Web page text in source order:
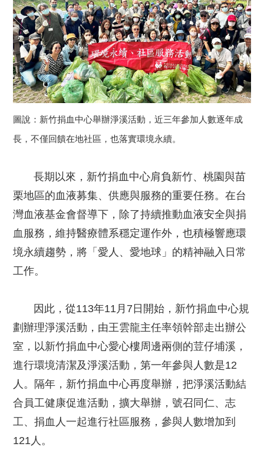
圖說：新竹捐血中心舉辦淨溪活動，近三年參加人數逐年成
長，不僅回饋在地社區，也落實環境永續。
長期以來，新竹捐血中心肩負新竹、桃園與苗
栗地區的血液募集、供應與服務的重要任務。在台
灣血液基金會督導下，除了持續推動血液安全與捐
血服務，維持醫療體系穩定運作外，也積極響應環
境永續趨勢，將「愛人、愛地球」的精神融入日常
工作。
因此，從113年11月7日開始，新竹捐血中心規
劃辦理淨溪活動，由王雲龍主任率領幹部走出辦公
室，以新竹捐血中心愛心樓周邊兩側的荳仔埔溪，
進行環境清潔及淨溪活動，第一年參與人數是12
人。隔年，新竹捐血中心再度舉辦，把淨溪活動結
合員工健康促進活動，擴大舉辦，號召同仁、志
工、捐血人一起進行社區服務，參與人數增加到
121人。